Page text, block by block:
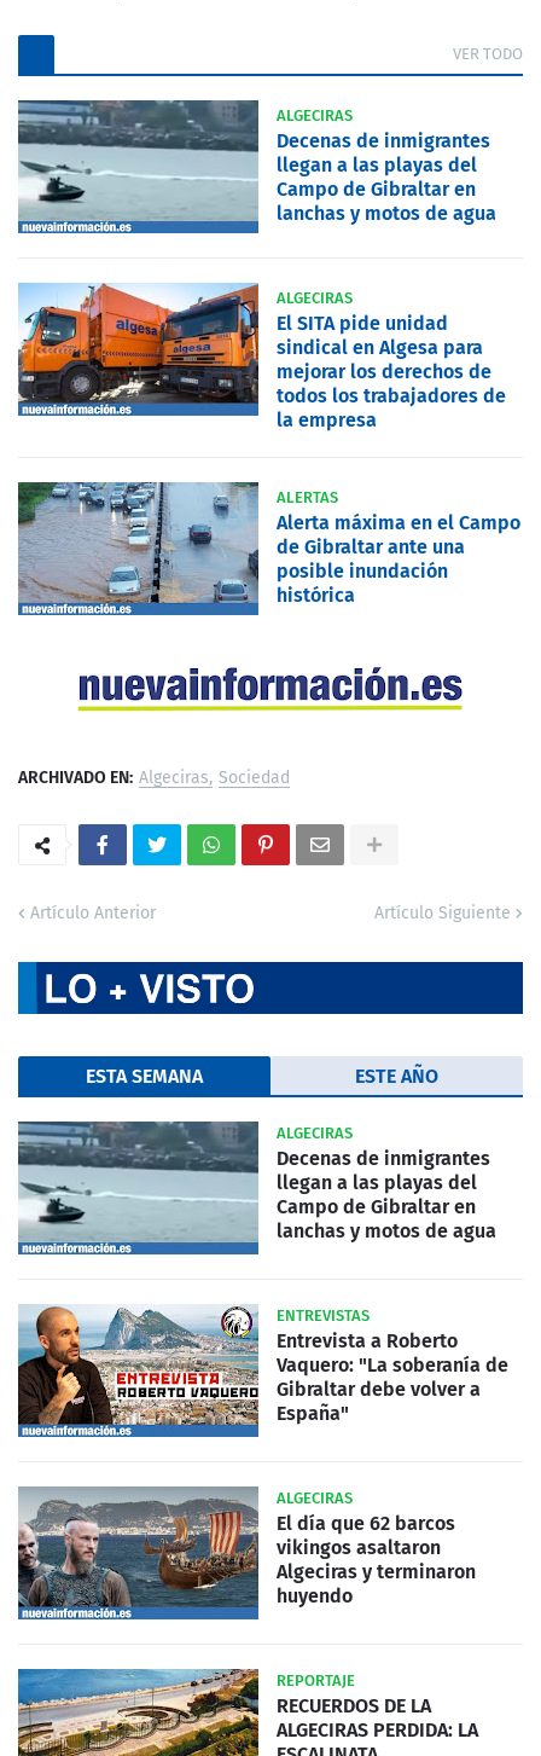
VER TODO
ALGECIRAS
Decenas de inmigrantes
llegan a las playas del
Campo de Gibraltar en
lanchas y motos de agua
ALGECIRAS
El SITA pide unidad
sindical en Algesa para
mejorar los derechos de
todos los trabajadores de
la empresa
ALERTAS
Alerta máxima en el Campo
de Gibraltar ante una
posible inundación
histórica
ARCHIVADO EN: Algeciras Sociedad
Artículo Anterior Artículo Siguiente
ESTA SEMANA ESTE AÑO
ALGECIRAS
Decenas de inmigrantes
llegan a las playas del
Campo de Gibraltar en
lanchas y motos de agua
ENTREVISTAS
Entrevista a Roberto
Vaquero: "La soberanía de
Gibraltar debe volver a
España"
ALGECIRAS
El día que 62 barcos
vikingos asaltaron
Algeciras y terminaron
huyendo
REPORTAJE
RECUERDOS DE LA
ALGECIRAS PERDIDA: LA